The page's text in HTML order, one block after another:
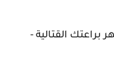
براعتك القتالية -